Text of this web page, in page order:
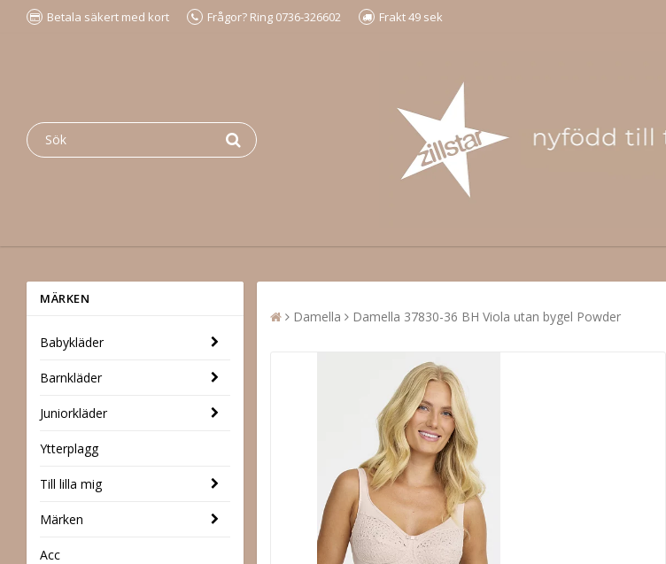
Betala säkert med kort Frågor? Ring 0736-326602 Frakt 49 sek
MÄRKEN
Babykläder
Barnkläder
Juniorkläder
Ytterplagg
Till lilla mig
Märken
Acc
Damella Damella 37830-36 BH Viola utan bygel Powder